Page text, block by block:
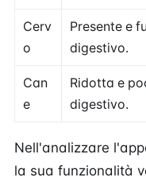
Cerv
o
Presente e
digestivo.
Can
e
Ridotta e
digestivo.
Nell'analizzare
la sua funzionalità